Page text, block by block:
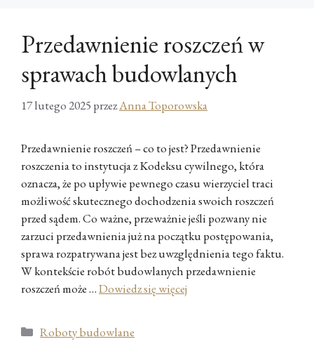
Przedawnienie roszczeń w
sprawach budowlanych
17 lutego 2025 przezAnna Toporowska
Przedawnienie roszczeń – co to jest? Przedawnienie
roszczenia to instytucja z Kodeksu cywilnego, która
oznacza, że po upływie pewnego czasu wierzyciel traci
możliwość skutecznego dochodzenia swoich roszczeń
przed sądem. Co ważne, przeważnie jeśli pozwany nie
zarzuci przedawnienia już na początku postępowania,
sprawa rozpatrywana jest bez uwzględnienia tego faktu.
W kontekście robót budowlanych przedawnienie
roszczeń może …Dowiedz się więcej
Kategorie
Roboty budowlane